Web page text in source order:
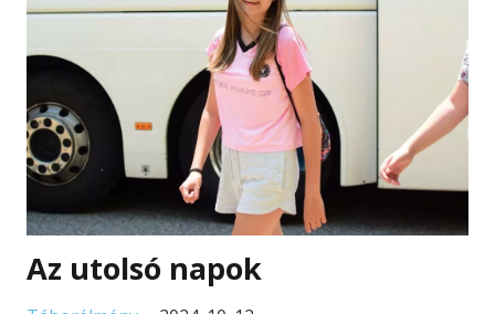
Az utolsó napok